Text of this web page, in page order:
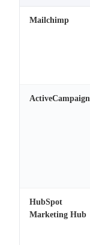
Mailchimp
ActiveCampaign
HubSpot
Marketing Hub